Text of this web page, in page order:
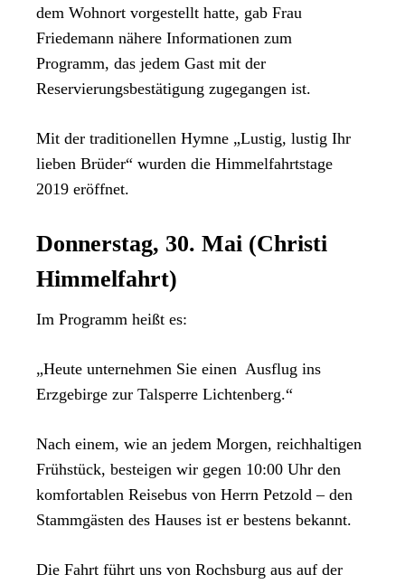
dem Wohnort vorgestellt hatte, gab Frau
Friedemann nähere Informationen zum
Programm, das jedem Gast mit der
Reservierungsbestätigung zugegangen ist.
Mit der traditionellen Hymne „Lustig, lustig Ihr
lieben Brüder“ wurden die Himmelfahrtstage
2019 eröffnet.
Donnerstag, 30. Mai (Christi
Himmelfahrt)
Im Programm heißt es:
„Heute unternehmen Sie einen Ausflug ins
Erzgebirge zur Talsperre Lichtenberg.“
Nach einem, wie an jedem Morgen, reichhaltigen
Frühstück, besteigen wir gegen 10:00 Uhr den
komfortablen Reisebus von Herrn Petzold – den
Stammgästen des Hauses ist er bestens bekannt.
Die Fahrt führt uns von Rochsburg aus auf der